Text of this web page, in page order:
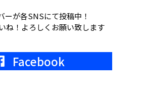
6日、東京ビッグサイト
開催。参加します。
ーが各SNSにて投稿中！
ね！よろしくお願い致します
Facebook